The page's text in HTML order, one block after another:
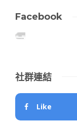
Facebook
社群連結
Like